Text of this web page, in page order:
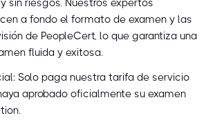
sin riesgos. Nuestros expertos
a fondo el formato de examen y las
de PeopleCert, lo que garantiza una
fluida y exitosa.
Solo paga nuestra tarifa de servicio
aprobado oficialmente su examen